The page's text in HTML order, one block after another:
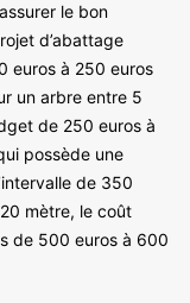
le bon
d’abattage
euros à 250 euros
un arbre entre 5
de 250 euros à
possède une
de 350
mètre, le coût
de 500 euros à 600